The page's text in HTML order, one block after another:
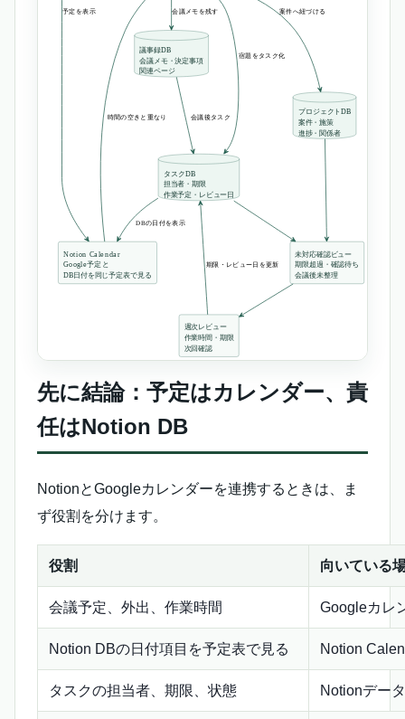
先に結論：予定はカレンダー、責
任はNotion DB
NotionとGoogleカレンダーを連携するときは、ま
ず役割を分けます。
役割 向いている
会議予定、外出、作業時間 Googleカレ
Notion DBの日付項目を予定表で見る Notion
タスクの担当者、期限、状態 Notionデー